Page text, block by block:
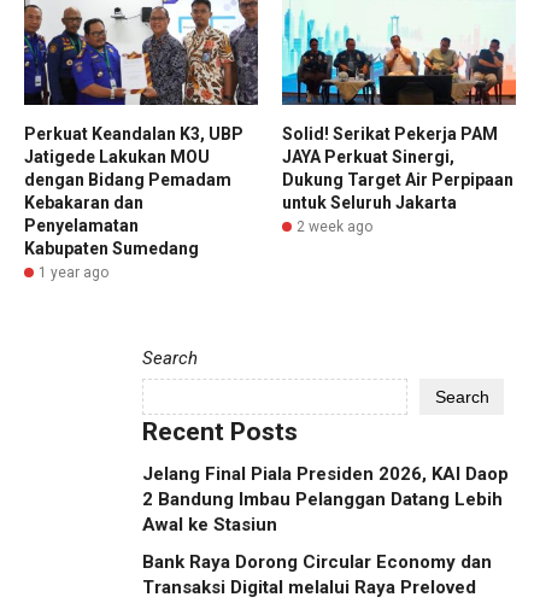
Perkuat Keandalan K3, UBP
Jatigede Lakukan MOU
dengan Bidang Pemadam
Kebakaran dan
Penyelamatan
Kabupaten Sumedang
1 year ago
Solid! Serikat Pekerja PAM
JAYA Perkuat Sinergi,
Dukung Target Air Perpipaan
untuk Seluruh Jakarta
2 week ago
Search
Search
Recent Posts
Jelang Final Piala Presiden 2026, KAI Daop
2 Bandung Imbau Pelanggan Datang Lebih
Awal ke Stasiun
Bank Raya Dorong Circular Economy dan
Transaksi Digital melalui Raya Preloved